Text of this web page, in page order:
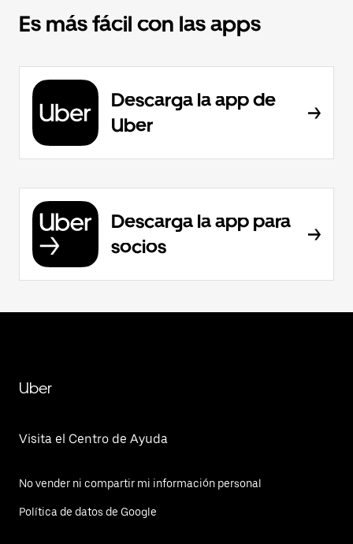
Es más fácil con las apps
Descarga la app de
Uber
Descarga la app para
socios
Uber
Visita el Centro de Ayuda
No vender ni compartir mi información personal
Política de datos de Google